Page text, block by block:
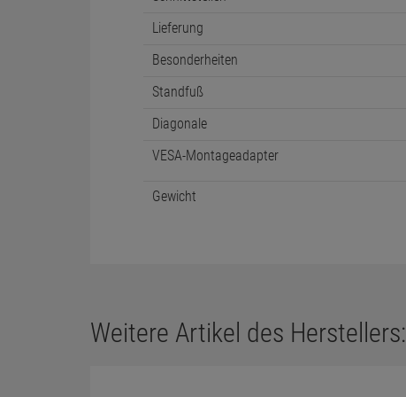
Lieferung
Besonderheiten
Standfuß
Diagonale
VESA-Montageadapter
Gewicht
Weitere Artikel des Herstellers: